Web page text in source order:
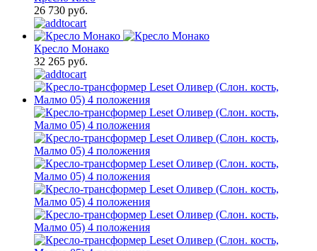
26 730 руб.
Кресло Монако
32 265 руб.